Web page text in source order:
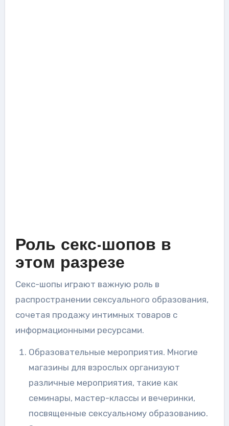
Роль секс-шопов в
этом разрезе
Секс-шопы играют важную роль в
распространении сексуального образования,
сочетая продажу интимных товаров с
информационными ресурсами.
Образовательные мероприятия. Многие
магазины для взрослых организуют
различные мероприятия, такие как
семинары, мастер-классы и вечеринки,
посвященные сексуальному образованию.